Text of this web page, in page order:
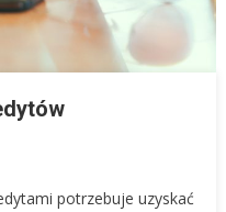
potrzebuje uzyskać